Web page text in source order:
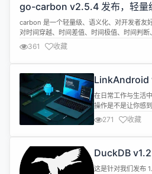
关的能力，使其能
思...
go-carbon v2.5.4 发布，轻量
友好的 golang 时间处理库
carbon 是一个轻量级、语义化、对开发者友
对时间穿越、时间差值、时间极值、时间判
简化儒略日、波斯历 / 伊朗历的支持。
织和被awesome-go收录，并获得gitee2024
gitcode2024 年度G-S...
361 收藏
LinkAndroid
持，部分已
在日常工作与生活
操作是不是让你感
管理不便、投屏体
LinkAndroid帮你
具，LinkAndroid致
装应用等一站式便
在，我们激动地宣
271 收藏
DuckDB
这是针对我们发布